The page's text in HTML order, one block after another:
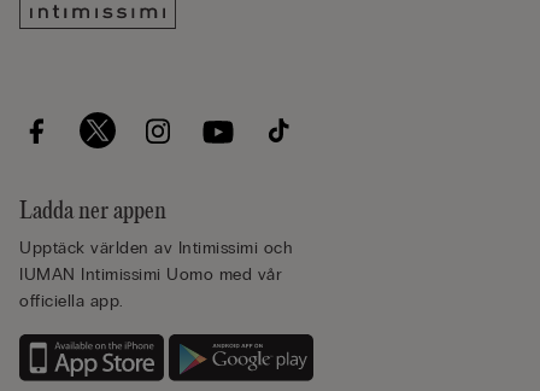
Ladda ner appen
Upptäck världen av Intimissimi och
IUMAN Intimissimi Uomo med vår
officiella app.